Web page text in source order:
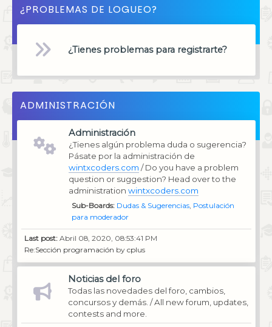
¿PROBLEMAS DE LOGUEO?
¿Tienes problemas para registrarte?
ADMINISTRACIÓN
Administración
¿Tienes algún problema duda o sugerencia?
Pásate por la administración de
wintxcoders.com / Do you have a problem
question or suggestion? Head over to the
administration wintxcoders.com
Sub-Boards Dudas & Sugerencias Postulación
para moderador
Last post: Abril 08, 2020, 08:53:41 PM
Re:Sección programación by cplus
Noticias del foro
Todas las novedades del foro, cambios,
concursos y demás. / All new forum, updates,
contests and more.